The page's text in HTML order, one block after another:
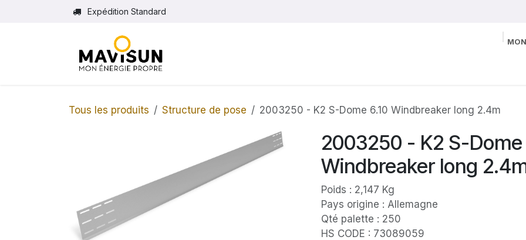
Se rendre au contenuExpédition Standard
Tous les produits Structure de pose 2003250 - K2 S-Dome 6.10 Windbreaker long 2.4m
2003250 - K2 S-Dome
Windbreaker long
Poids : 2,147 Kg
Pays origine : Allemagne
Qté palette : 250
HS CODE : 73089059